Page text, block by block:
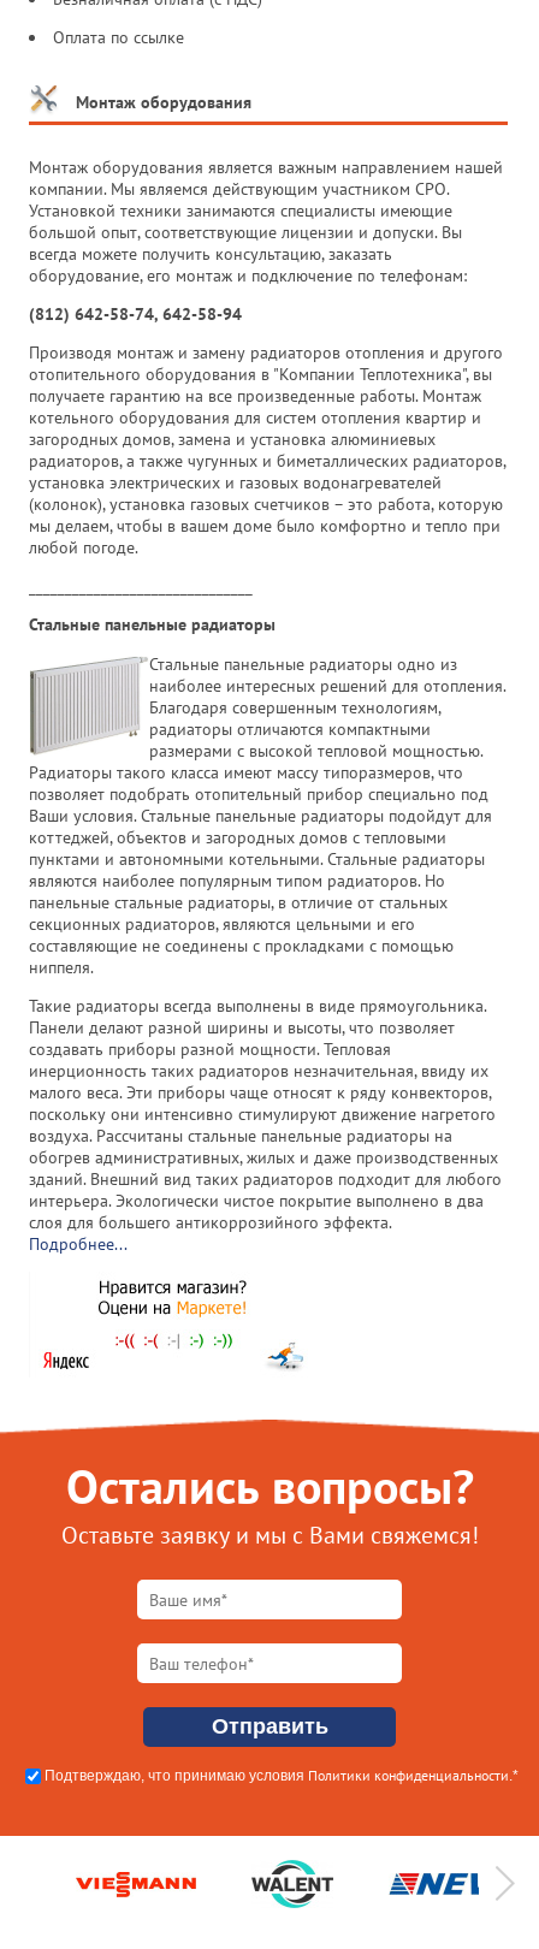
Оплата по ссылке
Монтаж оборудования
Монтаж оборудования является важным направлением нашей
компании. Мы являемся действующим участником СРО.
Установкой техники занимаются специалисты имеющие
большой опыт, соответствующие лицензии и допуски. Вы
всегда можете получить консультацию, заказать
оборудование, его монтаж и подключение по телефонам:
(812) 642-58-74, 642-58-94
Производя монтаж и замену радиаторов отопления и другого
отопительного оборудования в "Компании Теплотехника", вы
получаете гарантию на все произведенные работы. Монтаж
котельного оборудования для систем отопления квартир и
загородных домов, замена и установка алюминиевых
радиаторов, а также чугунных и биметаллических радиаторов,
установка электрических и газовых водонагревателей
(колонок), установка газовых счетчиков – это работа, которую
мы делаем, чтобы в вашем доме было комфортно и тепло при
любой погоде.
Стальные панельные радиаторы
Стальные панельные радиаторы одно из
наиболее интересных решений для отопления.
Благодаря совершенным технологиям,
радиаторы отличаются компактными
размерами с высокой тепловой мощностью.
Радиаторы такого класса имеют массу типоразмеров, что
позволяет подобрать отопительный прибор специально под
Ваши условия. Стальные панельные радиаторы подойдут для
коттеджей, объектов и загородных домов с тепловыми
пунктами и автономными котельными. Стальные радиаторы
являются наиболее популярным типом радиаторов. Но
панельные стальные радиаторы, в отличие от стальных
секционных радиаторов, являются цельными и его
составляющие не соединены с прокладками с помощью
ниппеля.
Такие радиаторы всегда выполнены в виде прямоугольника.
Панели делают разной ширины и высоты, что позволяет
создавать приборы разной мощности. Тепловая
инерционность таких радиаторов незначительная, ввиду их
малого веса. Эти приборы чаще относят к ряду конвекторов,
поскольку они интенсивно стимулируют движение нагретого
воздуха. Рассчитаны стальные панельные радиаторы на
обогрев административных, жилых и даже производственных
зданий. Внешний вид таких радиаторов подходит для любого
интерьера. Экологически чистое покрытие выполнено в два
слоя для большего антикоррозийного эффекта.
Подробнее...
Остались вопросы?
Оставьте заявку и мы с Вами свяжемся!
Подтверждаю, что принимаю условия Политики конфиденциальности .*